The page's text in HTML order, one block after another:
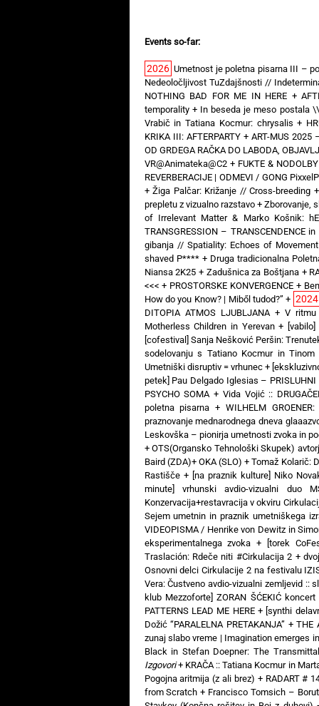
Events so-far:
2026 Umetnost je poletna pisarna III –
Nedeoločljivost TuZdajšnosti //
NOTHING BAD FOR ME IN HERE +
temporality+ In beseda je meso postala
Vrabič in Tatiana Kocmur: chrysalis +
KRIKA III: AFTERPARTY+ART-MUS 2025
OD GRDEGA RAČKA DO LABODA,
VR@Animateka@C2+ FUKTE &
REVERBERACIJE | ODMEVI / GONG
+ Žiga Palčar: Križanje // Cross-breeding
prepletu z vizualno razstavo+Zborovanje,
of Irrelevant Matter & Marko Košnik:
TRANSGRESSION – TRANSCENDENCE
gibanja // Spatiality: Echoes of Movement
shaved P****+ Druga tradicionalna
Niansa 2K25 + Zadušnica za Boštjana+
<<< + PROSTORSKE KONVERGENCE +
How do you Know? | Miből tudod?”+ 2024
DITOPIA ATMOS LJUBLJANA+ V ritmu
Motherless Children in Yerevan+
[cofestival] Sanja Nešković Peršin:
sodelovanju s Tatiano Kocmur in Tinom
Umetniški disruptiv = vrhunec+
petek] Pau Delgado Iglesias – PRISLUHNI
PSYCHO SOMA+ Vida Vojić ::
poletna pisarna +WILHELM
praznovanje mednarodnega dneva
Leskovška – pionirja umetnosti zvoka in
+OTS(Organsko Tehnološki Skupek)
Baird (ZDA)+ OKA (SLO) +Tomaž Kolarič:
Rastišče+ [na praznik kulture] Niko
minute] vrhunski avdio-vizualni
Konzervacija+restavracija v okviru
Sejem umetnin in praznik umetniškega
VIDEOPISMA / Henrike von Dewitz in
eksperimentalnega zvoka +
[torek
Traslación: Rdeče niti #Cirkulacija 2 +
Osnovni delci Cirkulacije 2 na festivalu
Vera: Čustveno avdio-vizualni zemljevid ::
klub Mezzoforte] ZORAN ŠĆEKIĆ
PATTERNS LEAD ME HERE+ [synthi
Dožić “PARALELNA PRETAKANJA”+THE
zunaj slabo vreme | Imagination emerges
Black in Stefan Doepner: The
Izgovori+ KRAČA :: Tatiana Kocmur in
Pogojna aritmija (z ali brez) + RADART #
from Scratch + Francisco Tomsich –